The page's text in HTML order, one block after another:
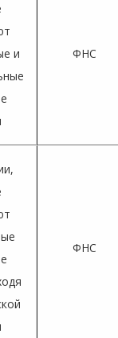
и
ФНС
ФНС